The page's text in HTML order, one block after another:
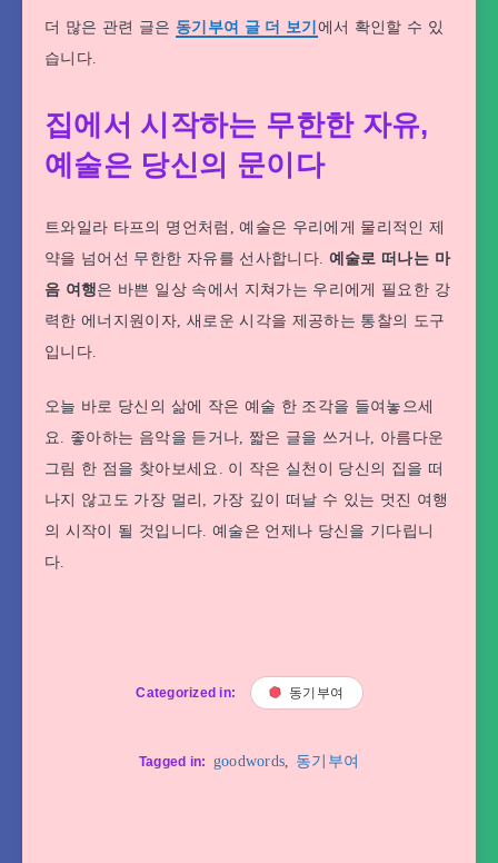
더 많은 관련 글은 동기부여 글 더 보기 에서 확인할 수 있
습니다.
집에서 시작하는 무한한 자유,
예술은 당신의 문이다
트와일라 타프의 명언처럼, 예술은 우리에게 물리적인 제
약을 넘어선 무한한 자유를 선사합니다. 예술로 떠나는 마
음 여행은 바쁜 일상 속에서 지쳐가는 우리에게 필요한 강
력한 에너지원이자, 새로운 시각을 제공하는 통찰의 도구
입니다.
오늘 바로 당신의 삶에 작은 예술 한 조각을 들여놓으세
요. 좋아하는 음악을 듣거나, 짧은 글을 쓰거나, 아름다운
그림 한 점을 찾아보세요. 이 작은 실천이 당신의 집을 떠
나지 않고도 가장 멀리, 가장 깊이 떠날 수 있는 멋진 여행
의 시작이 될 것입니다. 예술은 언제나 당신을 기다립니
다.
Categorized in: 동기부여
Tagged in: goodwords 동기부여